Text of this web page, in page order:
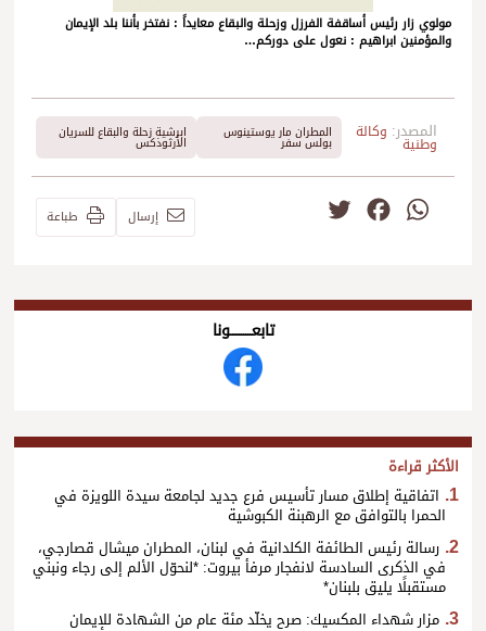
مولوي زار رئيس أساقفة الفرزل وزحلة والبقاع معايداً : نفتخر بأننا بلد الإيمان
والمؤمنين ابراهيم : نعول على دوركم…
المصدر: وكالة
وطنية
المطران مار يوستينوس
بولس سفر
ابرشية زحلة والبقاع للسريان
الأرثوذكس
WhatsApp
Facebook إرسال طباعة
تابعــــــــــونا
الأكثر قراءة
اتفاقية إطلاق مسار تأسيس فرع جديد لجامعة سيدة اللويزة في
الحمرا بالتوافق مع الرهبنة الكبوشية
رسالة رئيس الطائفة الكلدانية في لبنان، المطران ميشال قصارجي،
في الذكرى السادسة لانفجار مرفأ بيروت: *لنحوّل الألم إلى رجاء ونبني
مستقبلًا يليق بلبنان*
مزار شهداء المكسيك: صرح يخلّد مئة عام من الشهادة للإيمان